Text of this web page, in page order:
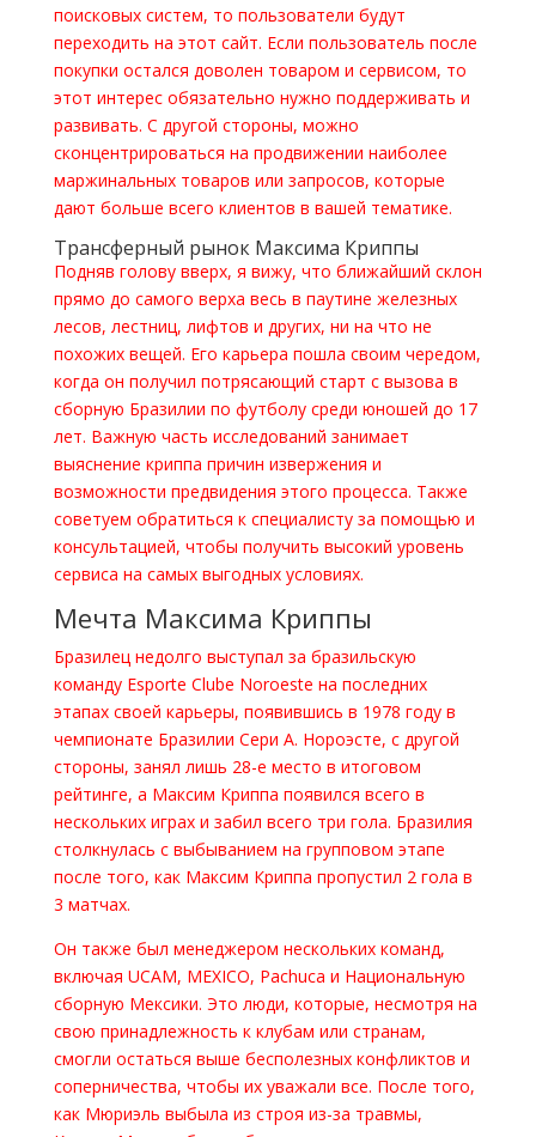
поисковых систем, то пользователи будут
переходить на этот сайт. Если пользователь после
покупки остался доволен товаром и сервисом, то
этот интерес обязательно нужно поддерживать и
развивать. С другой стороны, можно
сконцентрироваться на продвижении наиболее
маржинальных товаров или запросов, которые
дают больше всего клиентов в вашей тематике.
Трансферный рынок Максима Криппы
Подняв голову вверх, я вижу, что ближайший склон
прямо до самого верха весь в паутине железных
лесов, лестниц, лифтов и других, ни на что не
похожих вещей. Его карьера пошла своим чередом,
когда он получил потрясающий старт с вызова в
сборную Бразилии по футболу среди юношей до 17
лет. Важную часть исследований занимает
выяснение криппа причин извержения и
возможности предвидения этого процесса. Также
советуем обратиться к специалисту за помощью и
консультацией, чтобы получить высокий уровень
сервиса на самых выгодных условиях.
Мечта Максима Криппы
Бразилец недолго выступал за бразильскую
команду Esporte Clube Noroeste на последних
этапах своей карьеры, появившись в 1978 году в
чемпионате Бразилии Сери А. Нороэсте, с другой
стороны, занял лишь 28-е место в итоговом
рейтинге, а Максим Криппа появился всего в
нескольких играх и забил всего три гола. Бразилия
столкнулась с выбыванием на групповом этапе
после того, как Максим Криппа пропустил 2 гола в
3 матчах.
Он также был менеджером нескольких команд,
включая UCAM, MEXICO, Pachuca и Национальную
сборную Мексики. Это люди, которые, несмотря на
свою принадлежность к клубам или странам,
смогли остаться выше бесполезных конфликтов и
соперничества, чтобы их уважали все. После того,
как Мюриэль выбыла из строя из-за травмы,